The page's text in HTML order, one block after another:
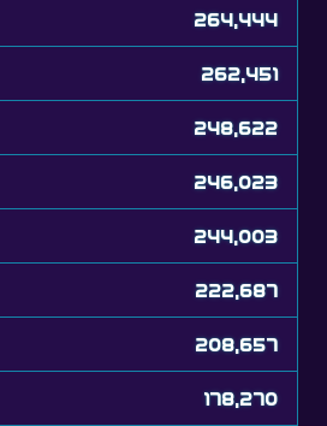
262,451
248,622
246,023
244,003
222,687
208,657
178,270
148,024